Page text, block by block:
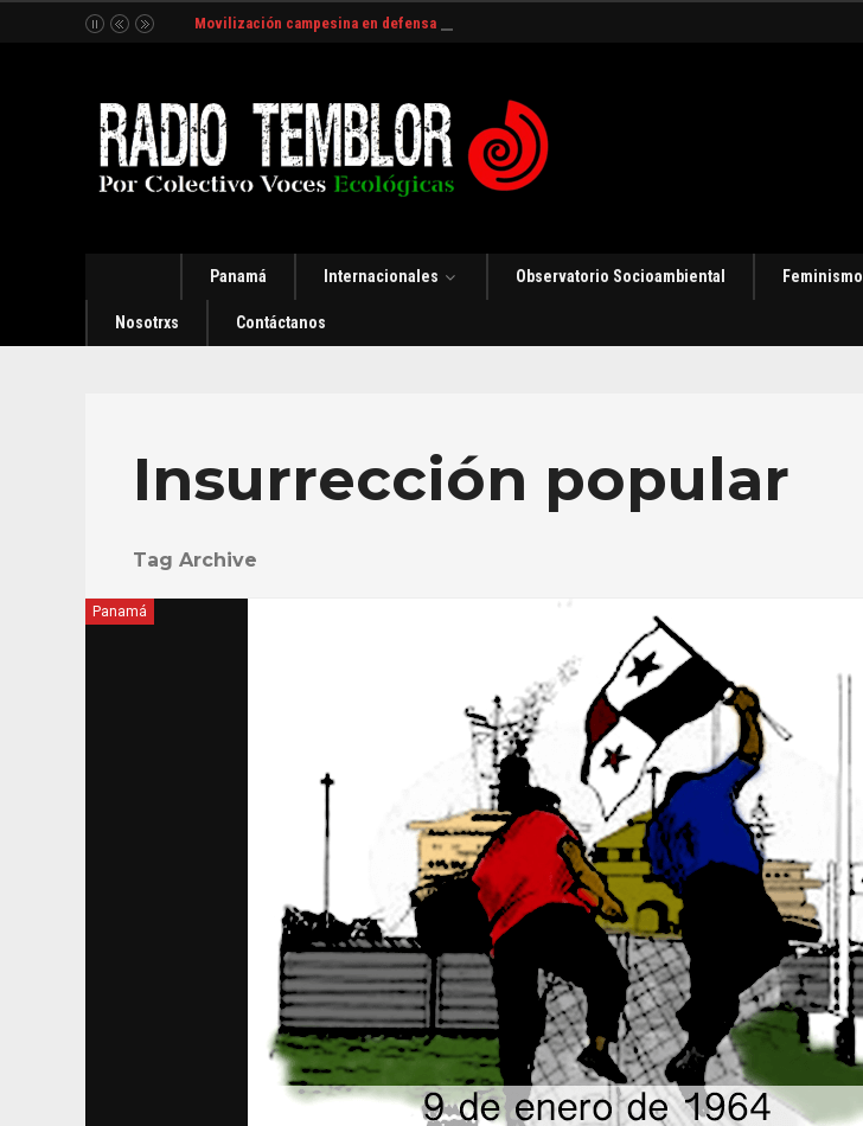
Movilización campesina en defensa del Río Indio en Panamá [Audio]
Panamá Internacionales Observatorio Socioambiental Feminismo
Nosotrxs Contáctanos
Insurrección popular
Tag Archive
Panamá